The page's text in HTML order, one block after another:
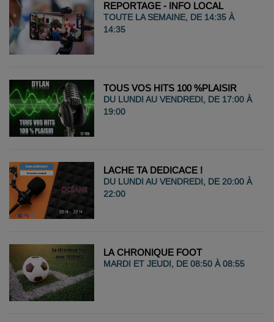
REPORTAGE - INFO LOCAL
TOUTE LA SEMAINE, DE 14:35 À
14:35
TOUS VOS HITS 100 %PLAISIR
DU LUNDI AU VENDREDI, DE 17:00 À
19:00
LACHE TA DEDICACE !
DU LUNDI AU VENDREDI, DE 20:00 À
22:00
LA CHRONIQUE FOOT
MARDI ET JEUDI, DE 08:50 À 08:55